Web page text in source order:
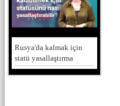
Rusya'da kalmak için
statü yasallaştırma